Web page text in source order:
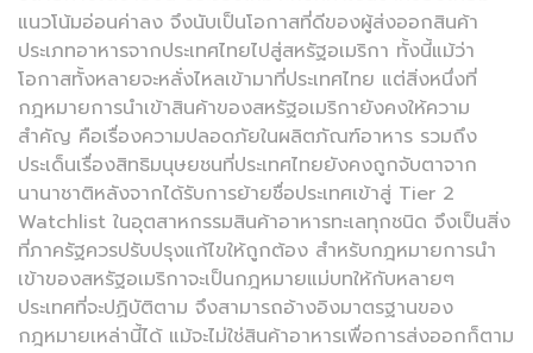
แนวโน้มอ่อนค่าลง จึงนับเป็นโอกาสที่ดีของผู้ส่งออกสินค้า
ประเภทอาหารจากประเทศไทยไปสู่สหรัฐอเมริกา ทั้งนี้แม้ว่า
โอกาสทั้งหลายจะหลั่งไหลเข้ามาที่ประเทศไทย แต่สิ่งหนึ่งที่
กฎหมายการนำเข้าสินค้าของสหรัฐอเมริกายังคงให้ความ
สำคัญ คือเรื่องความปลอดภัยในผลิตภัณฑ์อาหาร รวมถึง
ประเด็นเรื่องสิทธิมนุษยชนที่ประเทศไทยยังคงถูกจับตาจาก
นานาชาติหลังจากได้รับการย้ายชื่อประเทศเข้าสู่ Tier 2
Watchlist ในอุตสาหกรรมสินค้าอาหารทะเลทุกชนิด จึงเป็นสิ่ง
ที่ภาครัฐควรปรับปรุงแก้ไขให้ถูกต้อง สำหรับกฎหมายการนำ
เข้าของสหรัฐอเมริกาจะเป็นกฎหมายแม่บทให้กับหลายๆ
ประเทศที่จะปฏิบัติตาม จึงสามารถอ้างอิงมาตรฐานของ
กฎหมายเหล่านี้ได้ แม้จะไม่ใช่สินค้าอาหารเพื่อการส่งออกก็ตาม